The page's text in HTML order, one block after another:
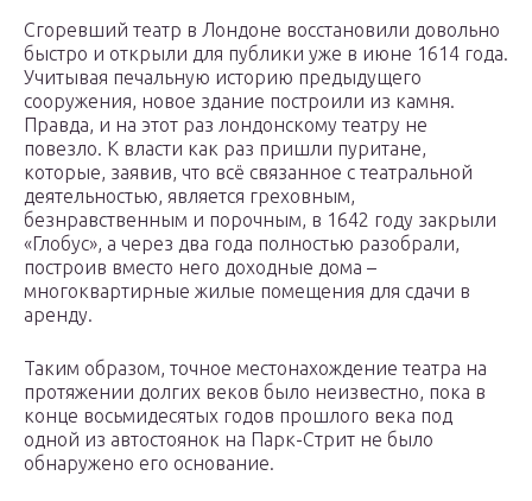
Сгоревший театр в Лондоне восстановили довольно
быстро и открыли для публики уже в июне 1614 года.
Учитывая печальную историю предыдущего
сооружения, новое здание построили из камня.
Правда, и на этот раз лондонскому театру не
повезло. К власти как раз пришли пуритане,
которые, заявив, что всё связанное с театральной
деятельностью, является греховным,
безнравственным и порочным, в 1642 году закрыли
«Глобус», а через два года полностью разобрали,
построив вместо него доходные дома –
многоквартирные жилые помещения для сдачи в
аренду.
Таким образом, точное местонахождение театра на
протяжении долгих веков было неизвестно, пока в
конце восьмидесятых годов прошлого века под
одной из автостоянок на Парк-Стрит не было
обнаружено его основание.